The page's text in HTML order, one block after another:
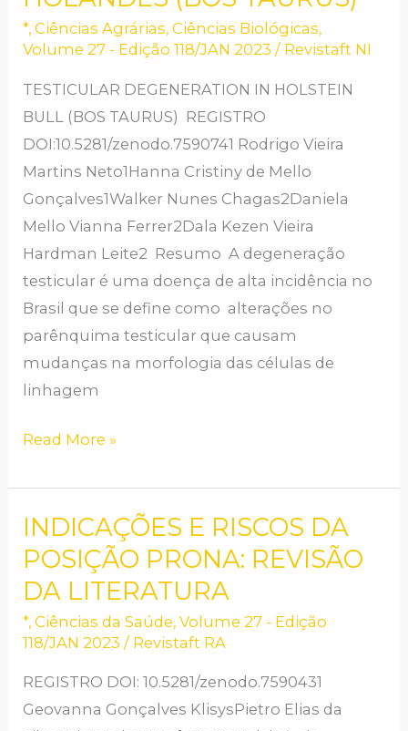
*,Ciências Agrárias,Ciências Biológicas,
Volume 27 - Edição 118/JAN 2023 / Revistaft NI
TESTICULAR DEGENERATION IN HOLSTEIN
BULL (BOS TAURUS) REGISTRO
DOI:10.5281/zenodo.7590741 Rodrigo Vieira
Martins Neto1Hanna Cristiny de Mello
Gonçalves1Walker Nunes Chagas2Daniela
Mello Vianna Ferrer2Dala Kezen Vieira
Hardman Leite2 Resumo A degeneração
testicular é uma doença de alta incidência no
Brasil que se define como alterações no
parênquima testicular que causam
mudanças na morfologia das células de
linhagem
TOURO
HOLANDÊS
TAURUS)
Read More »
INDICAÇÕES E RISCOS DA
POSIÇÃO PRONA: REVISÃO
DA LITERATURA
*,Ciências da Saúde,Volume 27 - Edição
118/JAN 2023 / Revistaft RA
REGISTRO DOI: 10.5281/zenodo.7590431
Geovanna Gonçalves KlisysPietro Elias da
INDICAÇÕES
E
RISCOS
DA
POSIÇÃO
REVISÃO
DA